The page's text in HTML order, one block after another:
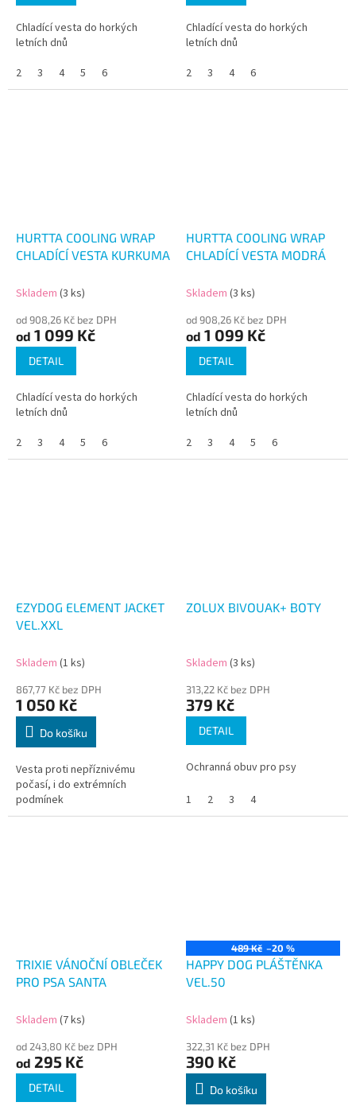
Chladící vesta do horkých
letních dnů
2
3 4 5 6
Chladící vesta do horkých
letních dnů
2
3 4 6
HURTTA COOLING WRAP
CHLADÍCÍ VESTA KURKUMA
Skladem (3 ks)
od 908,26 Kč bez DPH
od 1 099 Kč
DETAIL
Chladící vesta do horkých
letních dnů
2
3 4 5 6
HURTTA COOLING WRAP
CHLADÍCÍ VESTA MODRÁ
Skladem (3 ks)
od 908,26 Kč bez DPH
od 1 099 Kč
DETAIL
Chladící vesta do horkých
letních dnů
2
3 4 5 6
EZYDOG ELEMENT JACKET
VEL.XXL
Skladem (1 ks)
867,77 Kč bez DPH
1 050 Kč
Do košíku
Vesta proti nepříznivému
počasí, i do extrémních
podmínek
ZOLUX BIVOUAK+ BOTY
Skladem (3 ks)
313,22 Kč bez DPH
379 Kč
DETAIL
Ochranná obuv pro psy
1 2 3 4
TRIXIE VÁNOČNÍ OBLEČEK
PRO PSA SANTA
Skladem (7 ks)
od 243,80 Kč bez DPH
od 295 Kč
DETAIL
489 Kč –20 %
HAPPY DOG PLÁŠTĚNKA
VEL.50
Skladem (1 ks)
322,31 Kč bez DPH
390 Kč
Do košíku